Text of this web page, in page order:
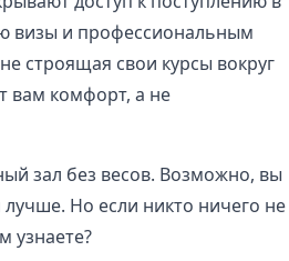
визы и профессиональным
строящая свои курсы вокруг
вам комфорт, а не
зал без весов. Возможно, вы
Но если никто ничего не
узнаете?